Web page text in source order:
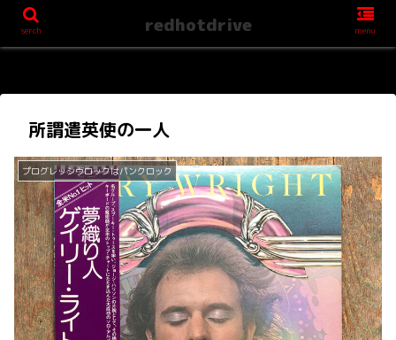
所謂遣英使の一人
プログレッシヴロックはパンクロック
serch redhotdrive menu